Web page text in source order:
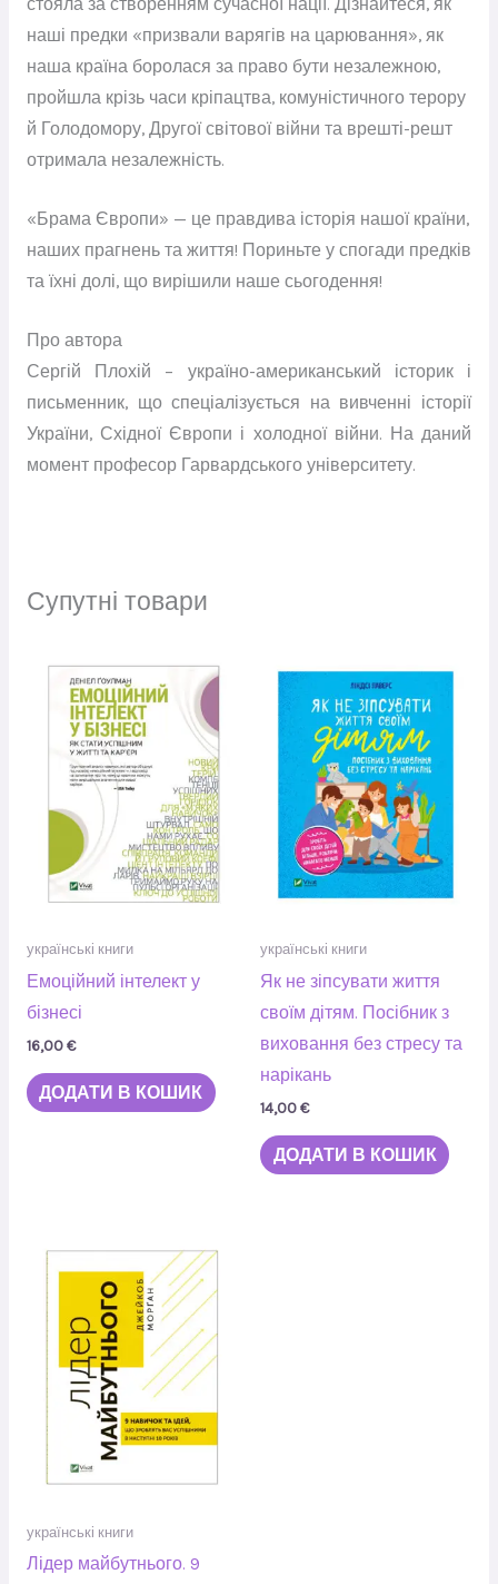
стояла за створенням сучасної нації. Дізнайтеся, як
наші предки «призвали варягів на царювання», як
наша країна боролася за право бути незалежною,
пройшла крізь часи кріпацтва, комуністичного терору
й Голодомору, Другої світової війни та врешті-решт
отримала незалежність.
«Брама Європи» — це правдива історія нашої країни,
наших прагнень та життя! Пориньте у спогади предків
та їхні долі, що вирішили наше сьогодення!
Про автора
Сергій Плохій – україно-американський історик і
письменник, що спеціалізується на вивченні історії
України, Східної Європи і холодної війни. На даний
момент професор Гарвардського університету.
Супутні товари
українські книги
Емоційний інтелект у
бізнесі
16,00€
ДОДАТИ В КОШИК
українські книги
Як не зіпсувати життя
своїм дітям. Посібник з
виховання без стресу та
нарікань
14,00€
ДОДАТИ В КОШИК
українські книги
Лідер майбутнього. 9